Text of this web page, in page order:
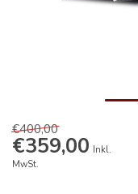
€400,00
€359,00 Inkl.
MwSt.